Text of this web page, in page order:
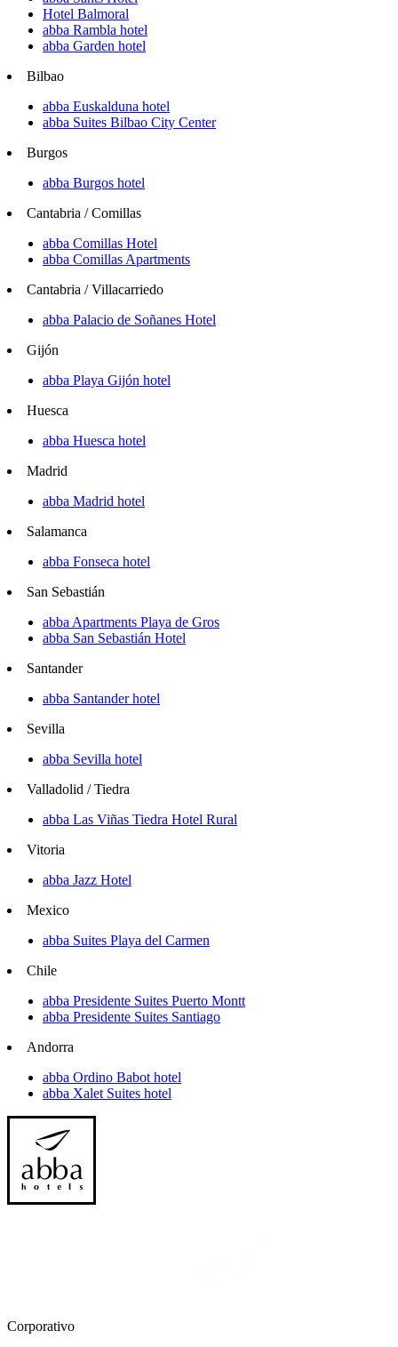
Hotel Balmoral
abba Rambla hotel
abba Garden hotel
Bilbao
abba Euskalduna hotel
abba Suites Bilbao City Center
Burgos
abba Burgos hotel
Cantabria / Comillas
abba Comillas Hotel
abba Comillas Apartments
Cantabria / Villacarriedo
abba Palacio de Soñanes Hotel
Gijón
abba Playa Gijón hotel
Huesca
abba Huesca hotel
Madrid
abba Madrid hotel
Salamanca
abba Fonseca hotel
San Sebastián
abba Apartments Playa de Gros
abba San Sebastián Hotel
Santander
abba Santander hotel
Sevilla
abba Sevilla hotel
Valladolid / Tiedra
abba Las Viñas Tiedra Hotel Rural
Vitoria
abba Jazz Hotel
Mexico
abba Suites Playa del Carmen
Chile
abba Presidente Suites Puerto Montt
abba Presidente Suites Santiago
Andorra
abba Ordino Babot hotel
abba Xalet Suites hotel
Corporativo